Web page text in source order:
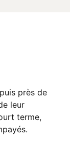
près de
leur
terme,